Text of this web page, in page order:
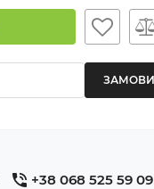
+38 068 525 59 09